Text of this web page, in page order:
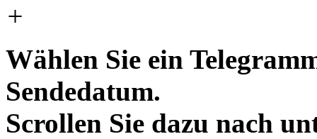
+
Wählen Sie ein
Sendedatum.
Scrollen Sie dazu nach